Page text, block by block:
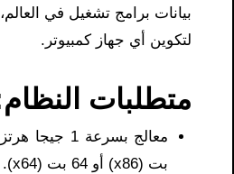
بيانات برامج تشغيل في
لتكوين أي جهاز كمبيوتر.
متطلبات
بت (x86) أو 64 بت (x64).